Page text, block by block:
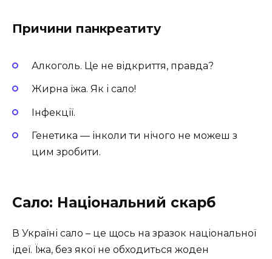
Причини панкреатиту
Алкоголь. Це не відкриття, правда?
Жирна їжа. Як і сало!
Інфекції.
Генетика — інколи ти нічого не можеш з
цим зробити.
Сало: Національний скарб
В Україні сало – це щось на зразок національної
ідеї. Їжа, без якої не обходиться жоден